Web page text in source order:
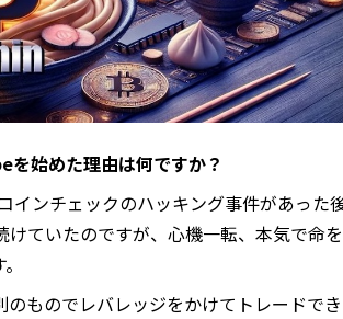
を始めた理由は何ですか？
インチェックのハッキング事件があった
ていたのですが、心機一転、本気で命を
ものでレバレッジをかけてトレードで